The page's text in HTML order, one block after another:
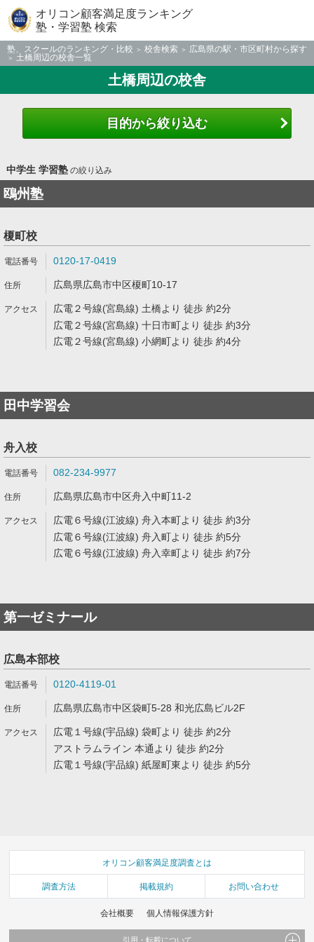
オリコン顧客満足度ランキング
塾・学習塾 検索
塾、スクールのランキング・比較 校舎検索
広島県の駅・市区町村から探す
土橋周辺の校舎一覧
土橋周辺の校舎
目的から絞り込む
中学生 学習塾の絞り込み
鴎州塾
榎町校
0120-17-0419
広島県広島市中区榎町10-17
広電２号線(宮島線) 土橋より 徒歩 約2分
広電２号線(宮島線) 十日市町より 徒歩 約3分
広電２号線(宮島線) 小網町より 徒歩 約4分
田中学習会
舟入校
082-234-9977
広島県広島市中区舟入中町11-2
広電６号線(江波線) 舟入本町より 徒歩 約3分
広電６号線(江波線) 舟入町より 徒歩 約5分
広電６号線(江波線) 舟入幸町より 徒歩 約7分
第一ゼミナール
広島本部校
0120-4119-01
広島県広島市中区袋町5-28 和光広島ビル2F
広電１号線(宇品線) 袋町より 徒歩 約2分
アストラムライン 本通より 徒歩 約2分
広電１号線(宇品線) 紙屋町東より 徒歩 約5分
オリコン顧客満足度調査とは
調査方法 掲載規約 お問い合わせ
会社概要 個人情報保護方針
引用・転載について